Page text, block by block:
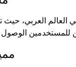
العربي، حيث
للمستخدمين الوصول